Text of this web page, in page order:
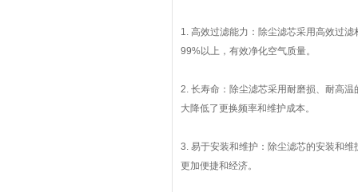
1. 高效过滤能力：除尘滤芯采用高效过
99%以上，有效净化空气质量。
2. 长寿命：除尘滤芯采用耐磨损、耐高
大降低了更换频率和维护成本。
3. 易于安装和维护：除尘滤芯的安装和
更加便捷和经济。